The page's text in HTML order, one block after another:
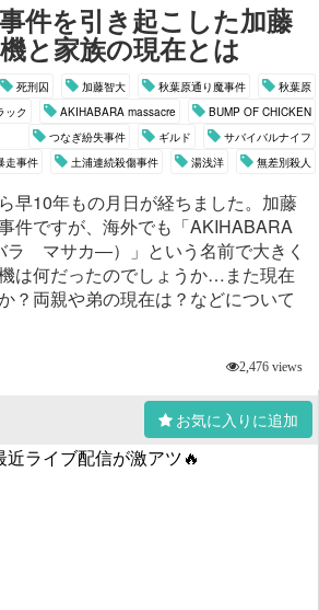
件を引き起こした加藤
と家族の現在とは
死刑囚 加藤智大 秋葉原通り魔事件
秋葉原
ック
AKIHABARA massacre
BUMP OF CHICKEN
つなぎ紛失事件
ギルド
サバイバルナイフ
走事件
土浦連続殺傷事件 湯浅洋 無差別殺人
早10年もの月日が経ちました。加藤
件ですが、海外でも「AKIHABARA
ラ マサカ―）」という名前で大きく
は何だったのでしょうか…また現在
？両親や弟の現在は？などについて
2,476 views
お気に入りに追加
近ライブ配信が激アツ🔥